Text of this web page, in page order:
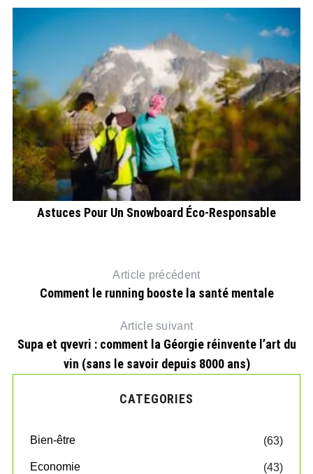
Astuces Pour Un Snowboard Éco-Responsable
Article précédent
Comment le running booste la santé mentale
Article suivant
Supa et qvevri : comment la Géorgie réinvente l’art du
vin (sans le savoir depuis 8000 ans)
CATEGORIES
Bien-être (63)
Economie (43)